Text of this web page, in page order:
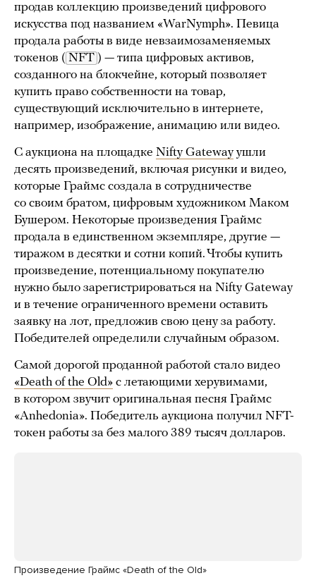
продав коллекцию произведений цифрового
искусства под названием «WarNymph». Певица
продала работы в виде невзаимозаменяемых
токенов ( NFT ) — типа цифровых активов,
созданного на блокчейне, который позволяет
купить право собственности на товар,
существующий исключительно в интернете,
например, изображение, анимацию или видео.
С аукциона на площадке Nifty Gatewayушли
десять произведений, включая рисунки и видео,
которые Граймс создала в сотрудничестве
со своим братом, цифровым художником Маком
Бушером. Некоторые произведения Граймс
продала в единственном экземпляре, другие —
тиражом в десятки и сотни копий. Чтобы купить
произведение, потенциальному покупателю
нужно было зарегистрироваться на Nifty Gateway
и в течение ограниченного времени оставить
заявку на лот, предложив свою цену за работу.
Победителей определили случайным образом.
Самой дорогой проданной работой стало видео
«Death of the Old» с летающими херувимами,
в котором звучит оригинальная песня Граймс
«Anhedonia». Победитель аукциона получил NFT-
токен работы за без малого 389 тысяч долларов.
Произведение Граймс «Death of the Old»